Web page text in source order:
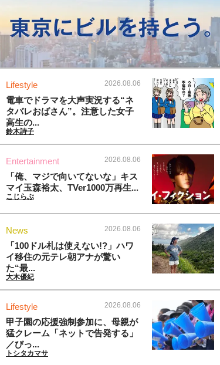
Lifestyle 2026.08.06
電車でドラマを大声実況する“ネ
タバレおばさん”。注意した女子
高生の...
鈴木詩子
Entertainment 2026.08.06
「俺、マジで向いてないな」キス
マイ玉森裕太、TVer1000万再生...
こじらぶ
News 2026.08.06
「100ドル札は使えない!?」ハワ
イ移住の元テレ朝アナが驚い
た“最...
大木優紀
Lifestyle 2026.08.06
甲子園の応援強制参加に、母親が
猛クレーム「ネットで告発する」
／びっ...
トシタカマサ